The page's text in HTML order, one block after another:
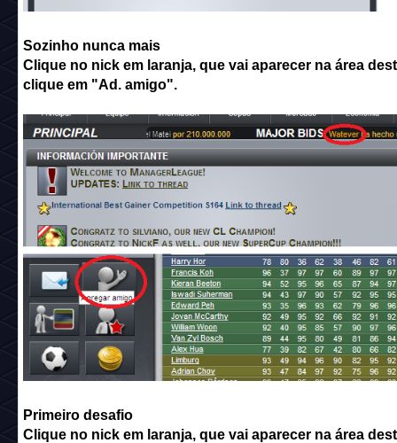
Sozinho nunca mais
Clique no nick em laranja, que vai aparecer na área
clique em "Ad. amigo".
Primeiro desafio
Clique no nick em laranja, que vai aparecer na área